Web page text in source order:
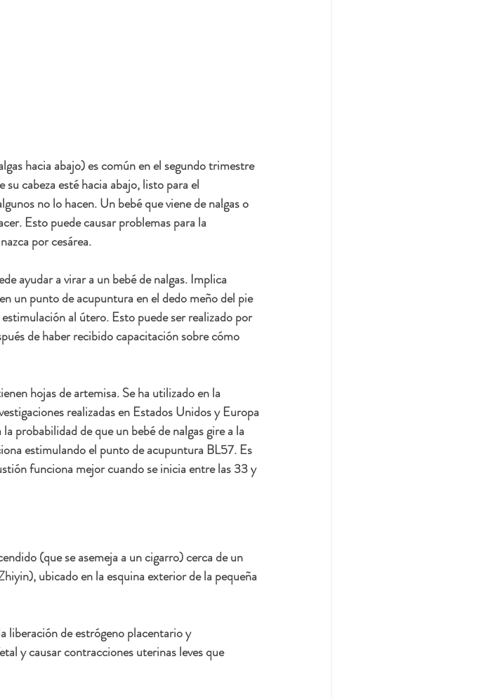
hacia abajo) es común en el segundo trimestre
cabeza esté hacia abajo, listo para el
no lo hacen. Un bebé que viene de nalgas o
Esto puede causar problemas para la
por cesárea.
ayudar a virar a un bebé de nalgas. Implica
un punto de acupuntura en el dedo meño del pie
al útero. Esto puede ser realizado por
de haber recibido capacitación sobre cómo
hojas de artemisa. Se ha utilizado en la
realizadas en Estados Unidos y Europa
probabilidad de que un bebé de nalgas gire a la
estimulando el punto de acupuntura BL57. Es
funciona mejor cuando se inicia entre las 33 y
(que se asemeja a un cigarro) cerca de un
ubicado en la esquina exterior de la pequeña
liberación de estrógeno placentario y
y causar contracciones uterinas leves que